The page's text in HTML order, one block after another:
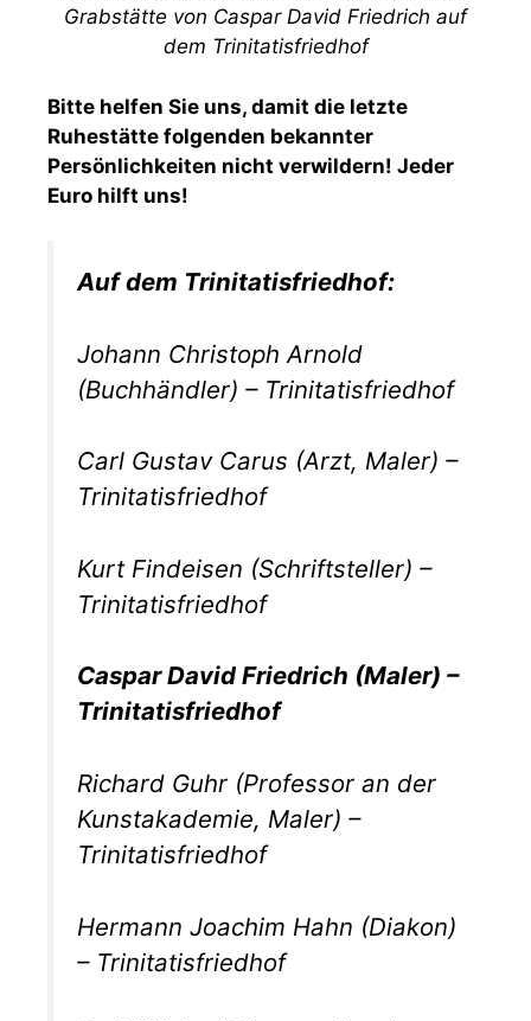
Grabstätte von Caspar David Friedrich auf
dem Trinitatisfriedhof
Bitte helfen Sie uns, damit die letzte
Ruhestätte folgenden bekannter
Persönlichkeiten nicht verwildern! Jeder
Euro hilft uns!
Auf dem Trinitatisfriedhof:
Johann Christoph Arnold
(Buchhändler) – Trinitatisfriedhof
Carl Gustav Carus (Arzt, Maler) –
Trinitatisfriedhof
Kurt Findeisen (Schriftsteller) –
Trinitatisfriedhof
Caspar David Friedrich (Maler) –
Trinitatisfriedhof
Richard Guhr (Professor an der
Kunstakademie, Maler) –
Trinitatisfriedhof
Hermann Joachim Hahn (Diakon)
– Trinitatisfriedhof